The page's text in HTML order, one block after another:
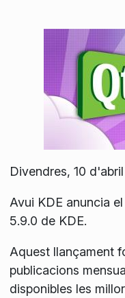
Divendres, 10
Avui KDE anuncia
5.9.0 de KDE.
Aquest llançament
publicacions
disponibles les